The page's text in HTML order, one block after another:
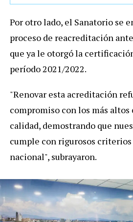
Por otro lado, el Sanatorio se
proceso de reacreditación
que ya le otorgó la
período 2021/2022.
"Renovar esta acreditación
compromiso con los más altos
calidad, demostrando que
cumple con rigurosos
nacional", subrayaron.